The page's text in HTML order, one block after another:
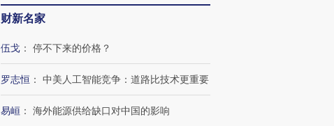
财新名家
伍戈 ： 停不下来的价格？
罗志恒 ： 中美人工智能竞争：道路比技术更重要
易峘 ： 海外能源供给缺口对中国的影响